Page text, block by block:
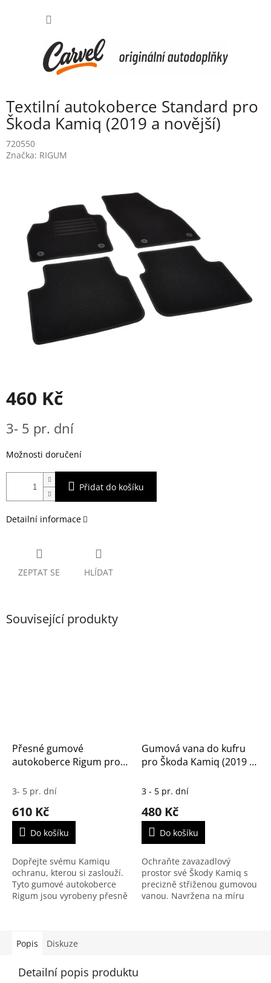
Textilní autokoberce Standard pro
Škoda Kamiq (2019 a novější)
720550
Značka: RIGUM
460 Kč
cena:
3- 5 pr. dní
Možnosti doručení
Přidat do košíku
Detailní informace
ZEPTAT SE HLÍDAT
Související produkty
Přesné gumové
autokoberce Rigum pro
Sada 4 ks
3- 5 pr. dní
610 Kč
Do košíku
Dopřejte svému Kamiqu
ochranu, kterou si zaslouží.
Tyto gumové autokoberce
Rigum jsou vyrobeny přesně
Gumová vana do kufru
pro Škoda Kamiq (2019 a
3 - 5 pr. dní
480 Kč
Do košíku
Ochraňte zavazadlový
prostor své Škody Kamiq s
precizně střiženou gumovou
vanou. Navržena na míru
Popis Diskuze
Detailní popis produktu